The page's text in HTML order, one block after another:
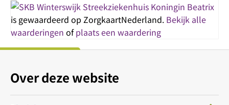
Streekziekenhuis Koningin Beatrix
is gewaardeerd op ZorgkaartNederland. Bekijk alle
waarderingen ofplaats een waardering
Over deze website